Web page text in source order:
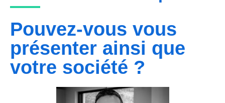
Pouvez-vous vous
présenter ainsi que
votre société ?